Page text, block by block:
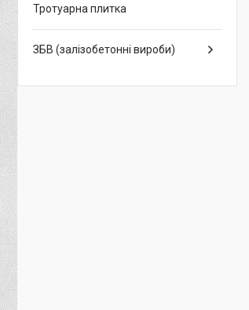
Тротуарна плитка
ЗБВ (залізобетонні вироби)